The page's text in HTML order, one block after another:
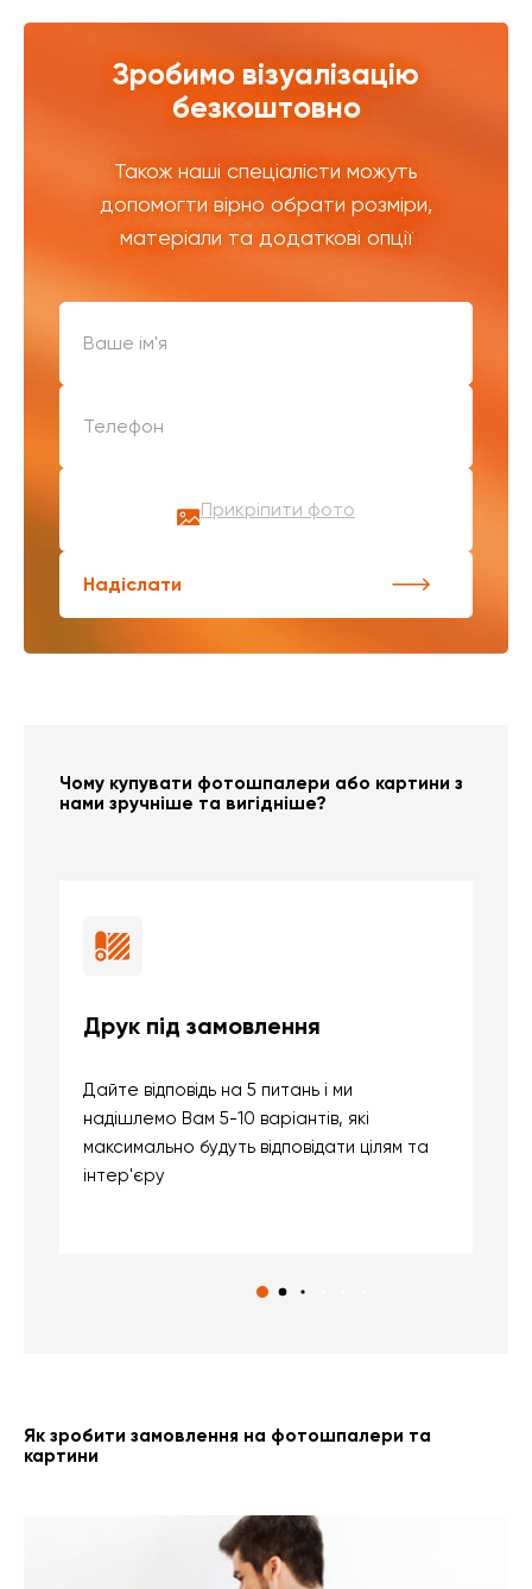
Зробимо візуалізацію
безкоштовно
Також наші спеціалісти можуть
допомогти вірно обрати розміри,
матеріали та додаткові опції
Прикріпити фото
Надіслати
Чому купувати фотошпалери або картини з
нами зручніше та вигідніше?
Друк під замовлення
Дайте відповідь на 5 питань і ми
надішлемо Вам 5-10 варіантів, які
максимально будуть відповідати цілям та
інтер'єру
Як зробити замовлення на фотошпалери та
картини